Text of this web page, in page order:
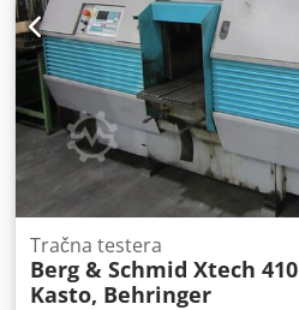
Tračna testera
Berg & Schmid Xtech 410
Kasto, Behringer